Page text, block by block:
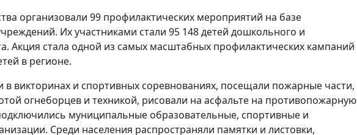
организовали 99 профилактических мероприятий на базе
Их участниками стали 95 148 детей дошкольного и
Акция стала одной из самых масштабных профилактических кампаний
в регионе.
в викторинах и спортивных соревнованиях, посещали пожарные части,
огнеборцев и техникой, рисовали на асфальте на противопожарную
муниципальные образовательные, спортивные и
Среди населения распространяли памятки и листовки,